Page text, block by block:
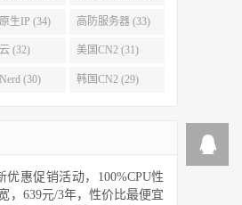
生IP (34) 高防服务器 (33)
(32) 美国CN2 (31)
(30) 韩国CN2 (29)
优惠促销活动，100%CPU性
，639元/3年，性价比最便宜